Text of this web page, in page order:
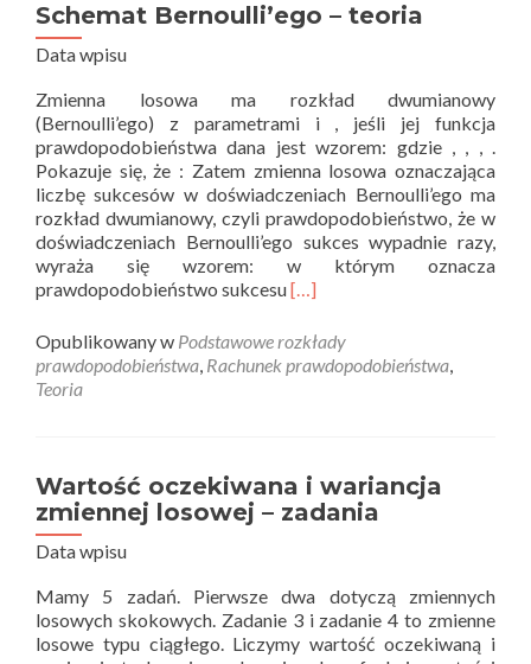
Schemat Bernoulli’ego – teoria
Data wpisu
Zmienna losowa ma rozkład dwumianowy
(Bernoulli’ego) z parametrami i , jeśli jej funkcja
prawdopodobieństwa dana jest wzorem: gdzie , , , .
Pokazuje się, że : Zatem zmienna losowa oznaczająca
liczbę sukcesów w doświadczeniach Bernoulli’ego ma
rozkład dwumianowy, czyli prawdopodobieństwo, że w
doświadczeniach Bernoulli’ego sukces wypadnie razy,
wyraża się wzorem: w którym oznacza
prawdopodobieństwo sukcesuRead
about
Schemat
Bernoulli’ego
[…]
Opublikowany w Podstawowe rozkłady
prawdopodobieństwa, Rachunek prawdopodobieństwa,
Teoria
Wartość oczekiwana i wariancja
zmiennej losowej – zadania
Data wpisu
Mamy 5 zadań. Pierwsze dwa dotyczą zmiennych
losowych skokowych. Zadanie 3 i zadanie 4 to zmienne
losowe typu ciągłego. Liczymy wartość oczekiwaną i